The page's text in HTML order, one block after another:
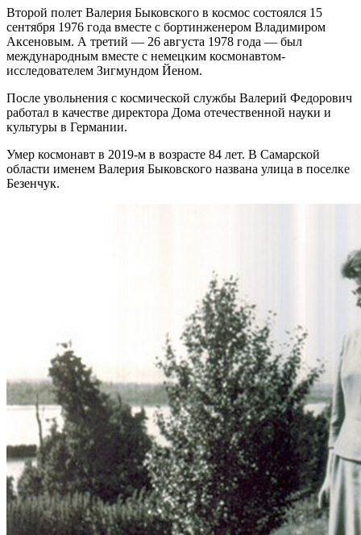
Второй полет Валерия Быковского в космос состоялся 15
сентября 1976 года вместе с бортинженером Владимиром
Аксеновым. А третий — 26 августа 1978 года — был
международным вместе с немецким космонавтом-
исследователем Зигмундом Йеном.
После увольнения с космической службы Валерий Федорович
работал в качестве директора Дома отечественной науки и
культуры в Германии.
Умер космонавт в 2019-м в возрасте 84 лет. В Самарской
области именем Валерия Быковского названа улица в поселке
Безенчук.